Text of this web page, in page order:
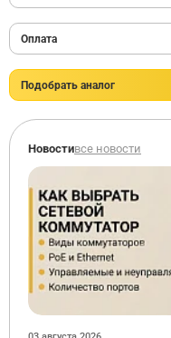
Оплата
Подобрать аналог
Новостивсе новости